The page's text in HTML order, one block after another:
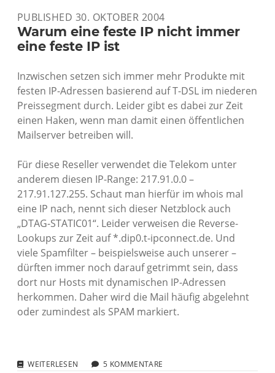
PUBLISHED 30. OKTOBER 2004
Warum eine feste IP nicht immer
eine feste IP ist
Inzwischen setzen sich immer mehr Produkte mit
festen IP-Adressen basierend auf T-DSL im niederen
Preissegment durch. Leider gibt es dabei zur Zeit
einen Haken, wenn man damit einen öffentlichen
Mailserver betreiben will.
Für diese Reseller verwendet die Telekom unter
anderem diesen IP-Range: 217.91.0.0 –
217.91.127.255. Schaut man hierfür im whois mal
eine IP nach, nennt sich dieser Netzblock auch
„DTAG-STATIC01“. Leider verweisen die Reverse-
Lookups zur Zeit auf *.dip0.t-ipconnect.de. Und
viele Spamfilter – beispielsweise auch unserer –
dürften immer noch darauf getrimmt sein, dass
dort nur Hosts mit dynamischen IP-Adressen
herkommen. Daher wird die Mail häufig abgelehnt
oder zumindest als SPAM markiert.
WEITERLESEN WARUM5 KOMMENTARE